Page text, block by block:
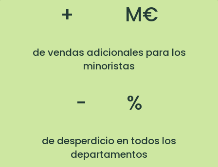
+ M€
de vendas adicionales para los
minoristas
- %
de desperdicio en todos los
departamentos